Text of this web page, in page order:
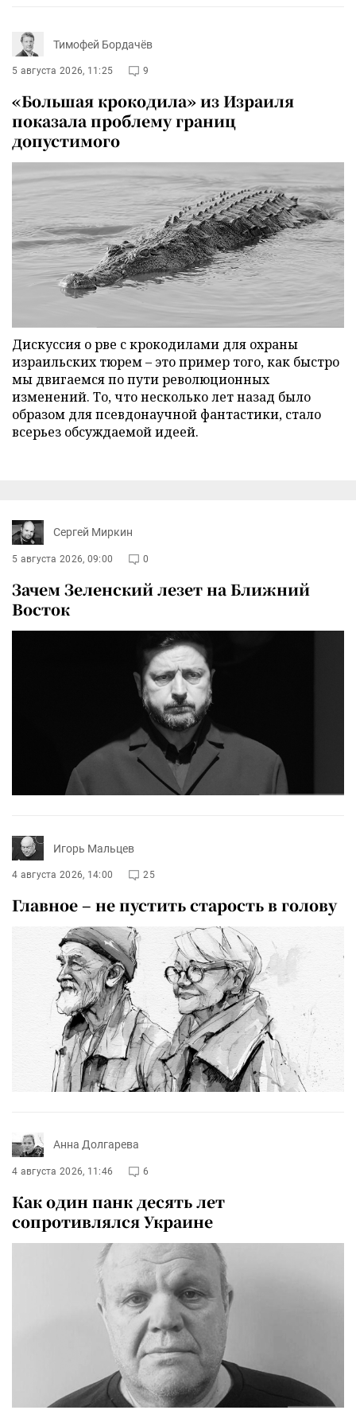
Тимофей Бордачёв
5 августа 2026, 11:25 9
«Большая крокодила» из Израиля
показала проблему границ
допустимого
Дискуссия о рве с крокодилами для охраны
израильских тюрем – это пример того, как быстро
мы двигаемся по пути революционных
изменений. То, что несколько лет назад было
образом для псевдонаучной фантастики, стало
всерьез обсуждаемой идеей.
Сергей Миркин
5 августа 2026, 09:00 0
Зачем Зеленский лезет на Ближний
Восток
Игорь Мальцев
4 августа 2026, 14:00 25
Главное – не пустить старость в голову
Анна Долгарева
4 августа 2026, 11:46 6
Как один панк десять лет
сопротивлялся Украине